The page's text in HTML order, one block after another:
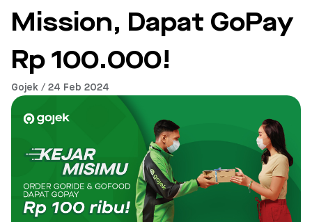
Mission, Dapat GoPay
Rp 100.000!
Gojek / 24 Feb 2024